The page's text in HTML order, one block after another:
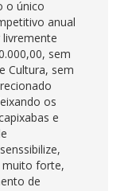
o único
anual
sem
Cultura, sem
os
e
muito forte,
de